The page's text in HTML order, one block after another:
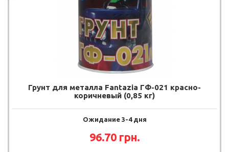
Грунт для металла Fantazia ГФ-021 красно-
коричневый (0,85 кг)
Ожидание 3-4 дня
96.70 грн.